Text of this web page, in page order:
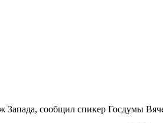
Запада, сообщил спикер Госдумы